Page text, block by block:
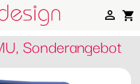
shopping_cart

Sonderangebot